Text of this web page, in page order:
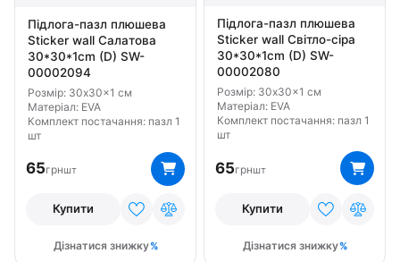
Підлога-пазл плюшева
Sticker wall Салатова
30*30*1cm (D) SW-
00002094
Розмір: 30x30x1 см
Матеріал: EVA
Комплект постачання: пазл 1
шт
65грншт
Купити
Дізнатися знижку
Підлога-пазл плюшева
Sticker wall Світло-сіра
30*30*1cm (D) SW-
00002080
Розмір: 30x30x1 см
Матеріал: EVA
Комплект постачання: пазл 1
шт
65грншт
Купити
Дізнатися знижку